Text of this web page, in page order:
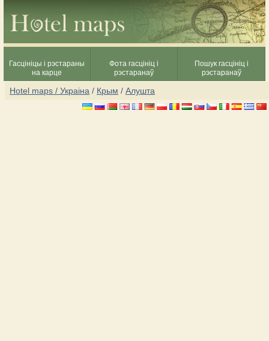
Гасцініцы і рэстараны
на карце
Фота гасцініц і
рэстаранаў
Пошук гасцініц і
рэстаранаў
Hotel maps / Украіна / Крым / Алушта